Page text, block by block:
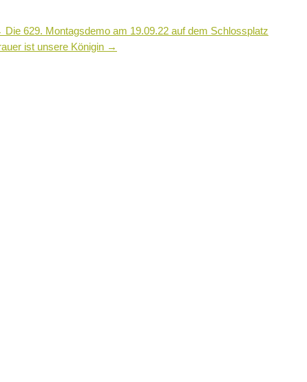
Die 629. Montagsdemo am 19.09.22 auf dem Schlossplatz
ist unsere Königin →